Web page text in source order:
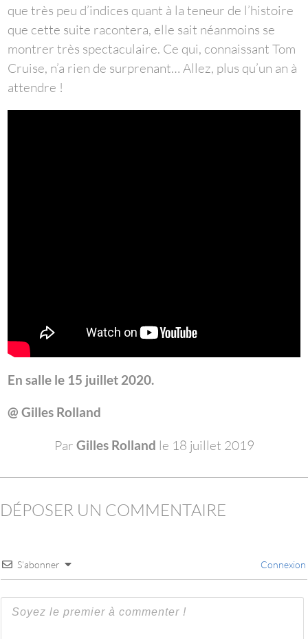
que très peu d’indices quant à la teneur de l’histoire
que cette suite racontera, elle sait néanmoins se
montrer très spectaculaire. Ce qui, connaissant Tom
Cruise, n’a rien de surprenant… Allez, plus qu’un an à
attendre !
En salle le 15 juillet 2020.
@ Gilles Rolland
Par Gilles Rolland le 18 juillet 2019
DÉPOSER UN COMMENTAIRE
S’abonner Connexion